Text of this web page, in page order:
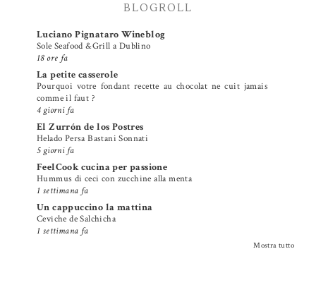
BLOGROLL
Luciano Pignataro Wineblog
Sole Seafood &Grill a Dublino
18 ore fa
La petite casserole
Pourquoi votre fondant recette au chocolat ne cuit jamais
comme il faut ?
4 giorni fa
El Zurrón de los Postres
Helado Persa Bastani Sonnati
5 giorni fa
FeelCook cucina per passione
Hummus di ceci con zucchine alla menta
1 settimana fa
Un cappuccino la mattina
Ceviche de Salchicha
1 settimana fa
Mostra tutto